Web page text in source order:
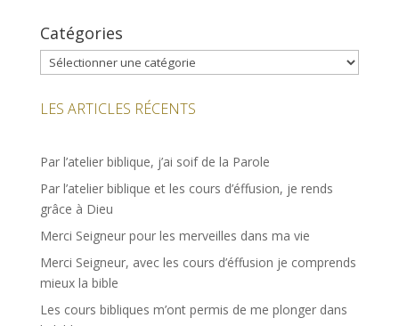
Catégories
Catégories
LES ARTICLES RÉCENTS
Par l’atelier biblique, j’ai soif de la Parole
Par l’atelier biblique et les cours d’éffusion, je rends
grâce à Dieu
Merci Seigneur pour les merveilles dans ma vie
Merci Seigneur, avec les cours d’éffusion je comprends
mieux la bible
Les cours bibliques m’ont permis de me plonger dans